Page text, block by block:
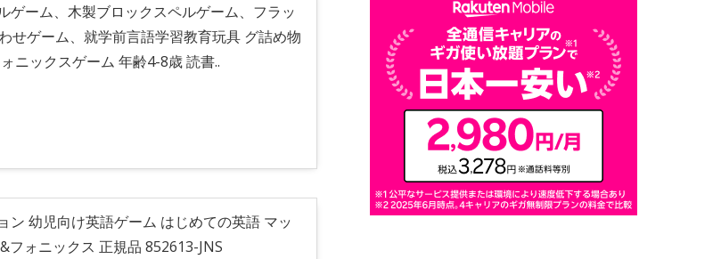
ゲーム、木製ブロックスペルゲーム、フラッ
せゲーム、就学前言語学習教育玩具 グ詰め物
ニックスゲーム 年齢4-8歳 読書..
ン 幼児向け英語ゲーム はじめての英語 マッ
フォニックス 正規品 852613-JNS